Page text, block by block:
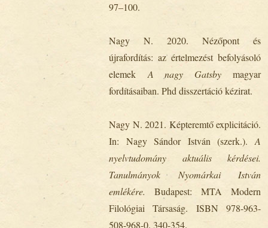
97–100.
Nagy N. 2020. Nézőpont és
újrafordítás: az értelmezést befolyásoló
elemek A nagy Gatsby magyar
fordításaiban. Phd disszertáció kézirat.
Nagy N. 2021. Képteremtő explicitáció.
In: Nagy Sándor István (szerk.). A
nyelvtudomány aktuális kérdései.
Tanulmányok Nyomárkai István
emlékére. Budapest: MTA Modern
Filológiai Társaság. ISBN 978-963-
508-968-0. 340-354.